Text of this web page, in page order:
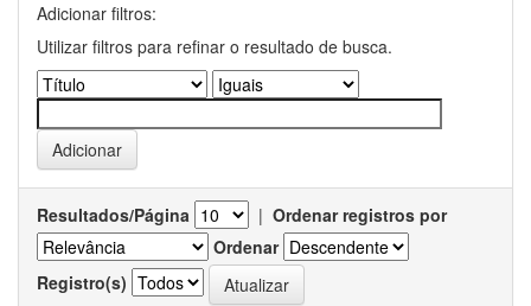
Adicionar filtros:
Utilizar filtros para refinar o resultado de busca.
Resultados/Página | Ordenar registros por
Ordenar
Registro(s)